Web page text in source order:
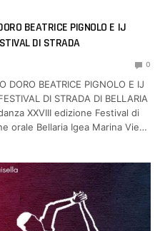
BEATRICE PIGNOLO E IJ
DI STRADA
0
BEATRICE PIGNOLO E IJ
DI STRADA DI BELLARIA
XXVIII edizione Festival di
orale Bellaria Igea Marina Vie…